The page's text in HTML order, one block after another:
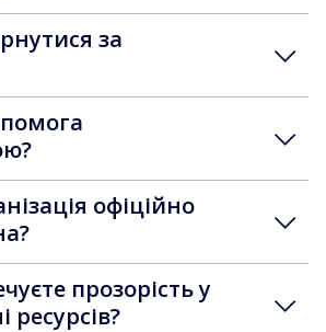
за
офіційно
прозорість у
ресурсів?